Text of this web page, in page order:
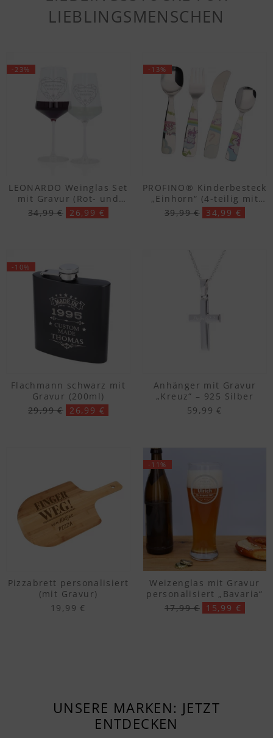
LIEBLINGSMENSCHEN
-23%
LEONARDO Weinglas Set
mit Gravur (Rot- und
Weissweinglas)
34,99 € 26,99 €
-13%
PROFINO® Kinderbesteck
„Einhorn“ (4-teilig mit
Gravur)
39,99 € 34,99 €
-10%
Flachmann schwarz mit
Gravur (200ml)
29,99 € 26,99 €
Anhänger mit Gravur
„Kreuz“ – 925 Silber
59,99 €
Pizzabrett personalisiert
(mit Gravur)
19,99 €
-11%
Weizenglas mit Gravur
personalisiert „Bavaria“
17,99 € 15,99 €
UNSERE MARKEN: JETZT
ENTDECKEN